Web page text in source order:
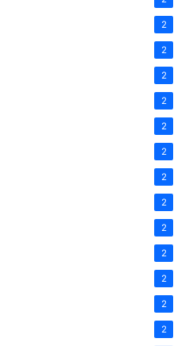
2
2
2
2
2
2
2
2
2
2
2
2
2